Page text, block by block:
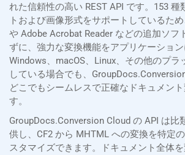
れた信頼性の高い REST API です。153 種
トおよび画像形式をサポートしているた
や Adobe Acrobat Reader などの追加ソフ
ずに、強力な変換機能をアプリケーション
Windows、macOS、Linux、その他のプラ
している場合でも、
どこでもシームレスで正確なドキュメン
す。
GroupDocs.Conversion Cloud の API は比
供し、CF2 から MHTML への変換を特定
スタマイズできます。ドキュメント全体を